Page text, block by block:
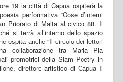
19 la città di Capua ospiterà la
performativa “Cose d’interni
Priorato di Malta al civico 88. Il
si terrà all’interno dello spazio
ospita anche “Il circolo dei lettori
collaborazione tra Maria Pia
promotrici della Slam Poetry in
direttore artistico di Capua Il